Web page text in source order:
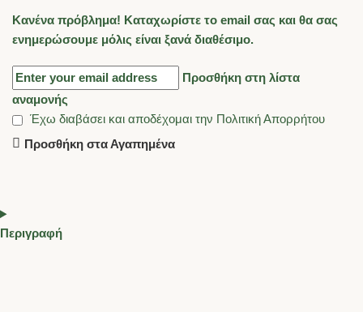
Κανένα πρόβλημα! Καταχωρίστε το email σας και θα σας
ενημερώσουμε μόλις είναι ξανά διαθέσιμο.
Προσθήκη στη λίστα
αναμονής
Έχω διαβάσει και αποδέχομαι την Πολιτική Απορρήτου
Προσθήκη στα Αγαπημένα
Περιγραφή